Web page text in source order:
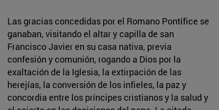
Las gracias concedidas por el Romano Pontífice se
ganaban, visitando el altar y capilla de san
Francisco Javier en su casa nativa, previa
confesión y comunión, rogando a Dios por la
exaltación de la Iglesia, la extirpación de las
herejías, la conversión de los infieles, la paz y
concordia entre los príncipes cristianos y la salud y